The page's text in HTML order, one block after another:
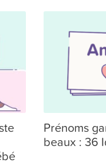
Prénoms
beaux : 36